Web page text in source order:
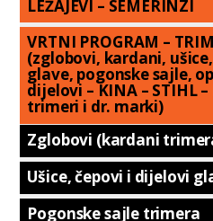
LEŽAJEVI – SEMERINZI
VRTNI PROGRAM –
(zglobovi, kardani,
glave, pogonske sajle,
dijelovi – KINA – STIHL –
trimeri i dr. marki)
Zglobovi (kardani
Ušice, čepovi i dijelovi
Pogonske sajle trimera